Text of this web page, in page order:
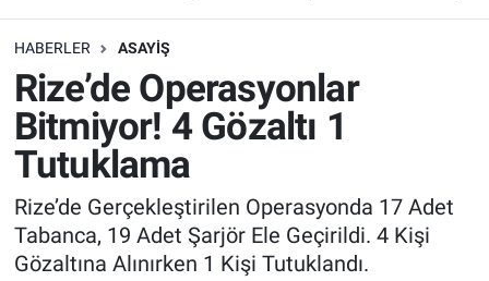
HABERLER ASAYIŞ
Rize’de Operasyonlar
Bitmiyor! 4 Gözaltı 1
Tutuklama
Rize’de Gerçekleştirilen Operasyonda 17 Adet
Tabanca, 19 Adet Şarjör Ele Geçirildi. 4 Kişi
Gözaltına Alınırken 1 Kişi Tutuklandı.